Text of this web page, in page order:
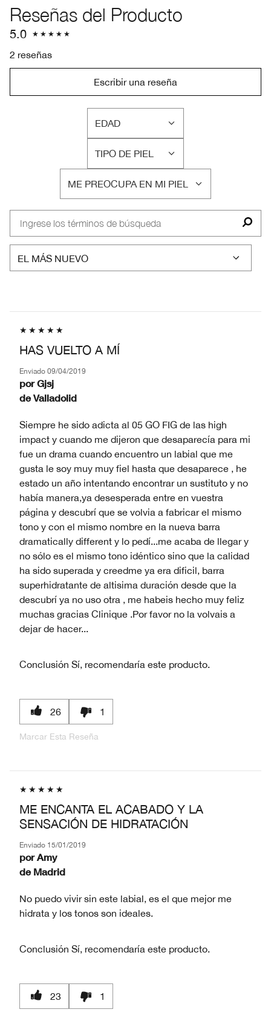
Reseñas del Producto
5.0
2 reseñas
Escribir una reseña
EDAD
FILTRAR
RESEÑAS
POR
EDAD
TIPO DE PIEL
FILTRAR
RESEÑAS
POR
TIPO
DE
PIEL
ME PREOCUPA EN MI PIEL
FILTRAR
RESEÑAS
ME
EN
HAS VUELTO A MÍ
Enviado 09/04/2019
por Gjsj
de Valladolid
Siempre he sido adicta al 05 GO FIG de las high
impact y cuando me dijeron que desaparecía para mi
fue un drama cuando encuentro un labial que me
gusta le soy muy muy fiel hasta que desaparece , he
estado un año intentando encontrar un sustituto y no
había manera,ya desesperada entre en vuestra
página y descubrí que se volvia a fabricar el mismo
tono y con el mismo nombre en la nueva barra
dramatically different y lo pedí...me acaba de llegar y
no sólo es el mismo tono idéntico sino que la calidad
ha sido superada y creedme ya era dificil, barra
superhidratante de altisima duración desde que la
descubrí ya no uso otra , me habeis hecho muy feliz
muchas gracias Clinique .Por favor no la volvais a
dejar de hacer...
Conclusión Sí, recomendaría este producto.
26 1
Marcar Esta Reseña
ME ENCANTA EL ACABADO Y LA
SENSACIÓN DE HIDRATACIÓN
Enviado 15/01/2019
por Amy
de Madrid
No puedo vivir sin este labial, es el que mejor me
hidrata y los tonos son ideales.
Conclusión Sí, recomendaría este producto.
23 1